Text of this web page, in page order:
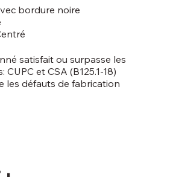
bordure noire
satisfait ou surpasse les
et CSA (B125.1-18)
les défauts de fabrication